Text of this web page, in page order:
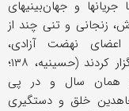
و جهان‌بینیهای
غیرمذهبیْ ضروری به نظر می‌رسید، در ۱۳۴۹ ش، زنجانی و تنی چند از
اعضای نهضت آزادی،
نشستهایی برای تدوین جهان‌بینی اسلامی برگزار کردند (حسینیه، ۱۳۸؛
۲۱۴- ۲۱۵)؛ نیز در همان سال و در پی
خلق و دستگیری